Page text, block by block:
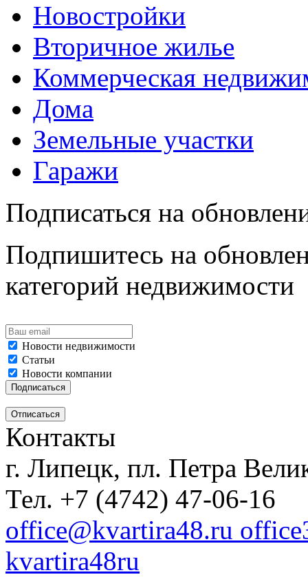
Новостройки
Вторичное жилье
Коммерческая
Дома
Земельные участки
Гаражи
Подписаться на
Подпишитесь на
категорий недвижимости
Новости недвижимости
Статьи
Новости компании
Контакты
г. Липецк, пл. Петра
Тел. +7 (4742) 47-06-16
office@kvartira48.ru
kvartira48ru